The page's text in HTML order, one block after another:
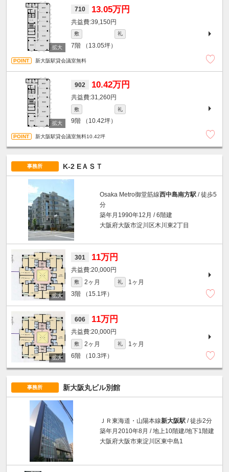
710 13.05万円
39,150円
敷 礼
7階 （13.05坪）
新大阪駅貸会議室無料
902 10.42万円
31,260円
敷 礼
9階 （10.42坪）
新大阪駅貸会議室無料10.42坪
事務所 K-2 EＡＳＴ
Osaka Metro御堂筋線西中島南方駅 / 徒歩5
分
築年月1990年12月 / 6階建
大阪府大阪市淀川区木川東2丁目
301 11万円
20,000円
敷 2ヶ月 礼
1ヶ月
3階
（15.1坪）
606 11万円
20,000円
敷 2ヶ月 礼
1ヶ月
6階
（10.3坪）
事務所 新大阪丸ビル別館
ＪＲ東海道・山陽本線新大阪駅 / 徒歩2分
築年月2010年8月 / 地上10階建/地下1階建
大阪府大阪市東淀川区東中島1